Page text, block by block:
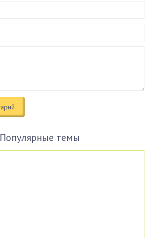
Популярные темы